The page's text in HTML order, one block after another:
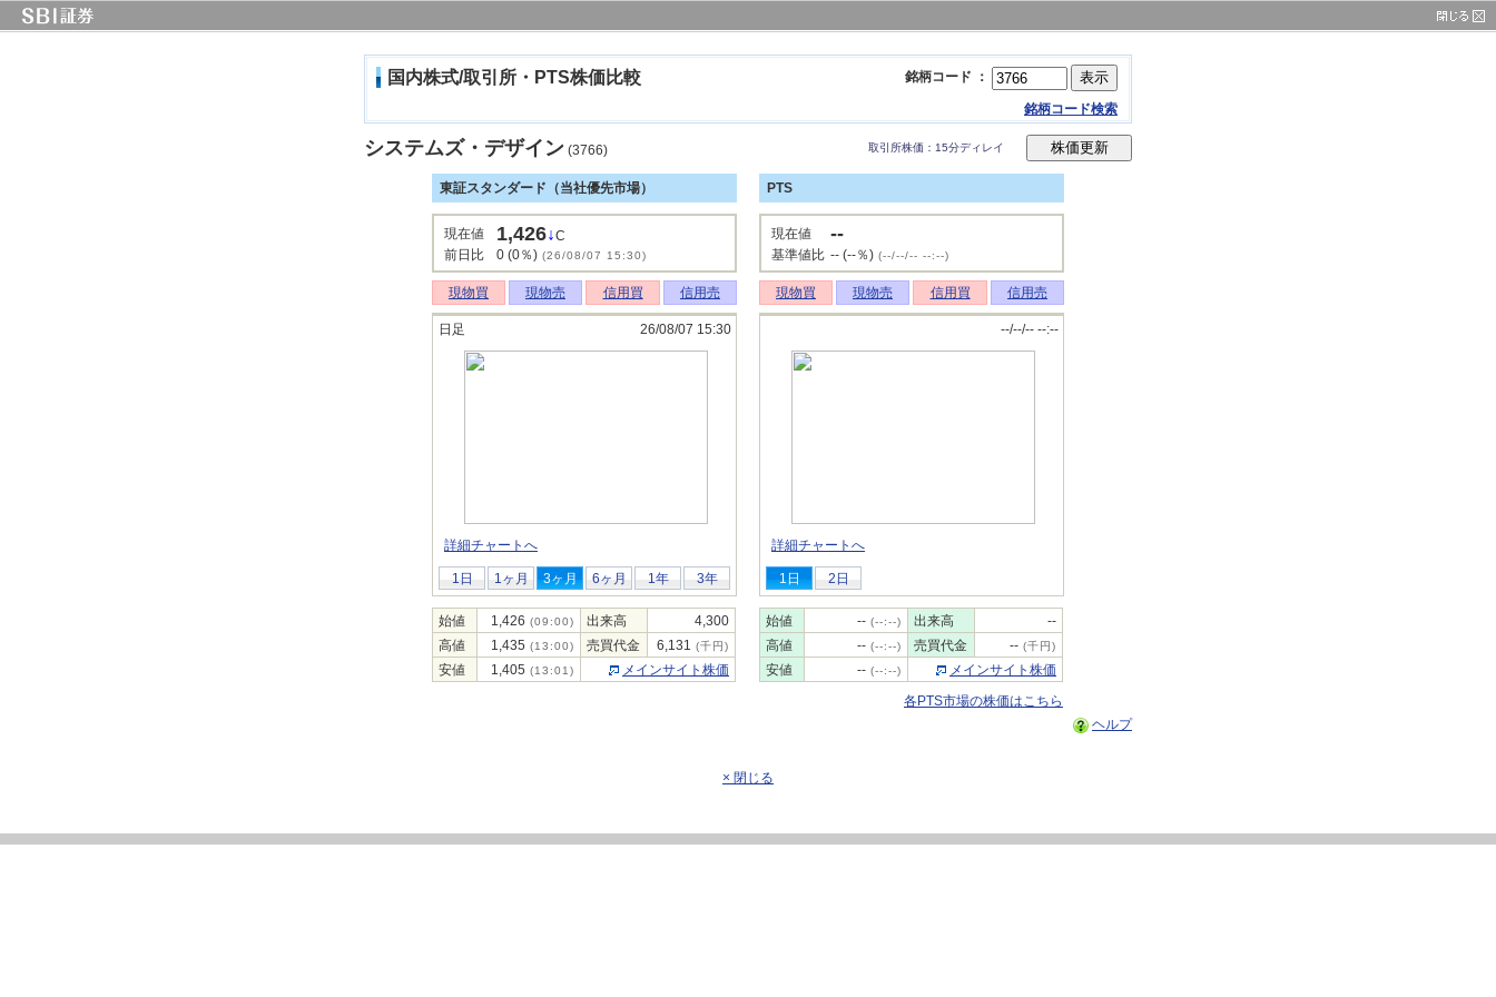
国内株式/取引所・PTS株価比較 銘柄コード ：
銘柄コード検索
システムズ・デザイン (3766) 取引所株価：15分ディレイ
東証スタンダード（当社優先市場）
現在値 1,426↓C
前日比
0 (0％) (26/08/07 15:30)
現物買 現物売 信用買 信用売
日足 26/08/07 15:30
詳細チャートへ
1日 1ヶ月 3ヶ月 6ヶ月 1年 3年
始値 1,426 (09:00) 出来高
4,300
高値
1,435 (13:00) 売買代金 6,131 (千円)
安値 1,405 (13:01) メインサイト株価
PTS
現在値 --
基準値比 -- (--％) (--/--/-- --:--)
現物買 現物売 信用買 信用売
--/--/-- --:--
詳細チャートへ
1日 2日
始値 -- (--:--) 出来高
--
高値
-- (--:--) 売買代金 -- (千円)
安値 -- (--:--)
メインサイト株価
各PTS市場の株価はこちら
ヘルプ
× 閉じる